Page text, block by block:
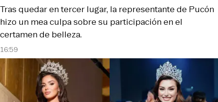
16:59
Tras quedar en tercer lugar, la representante de Pucón
hizo un mea culpa sobre su participación en el
certamen de belleza.